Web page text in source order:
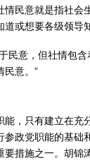
民意就是指社
或想要各级领导
民意，但社情包
民意。”
，只有建立在
政党职能的基
措施之一。胡